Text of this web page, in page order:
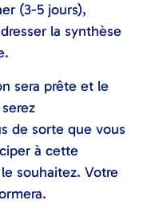
(3-5 jours),
la synthèse
sera prête et le
de sorte que vous
à cette
souhaitez. Votre